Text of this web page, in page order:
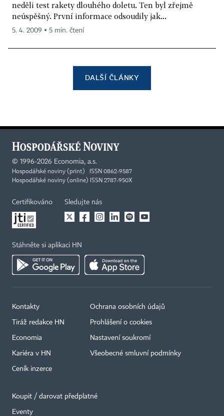
neděli test rakety dlouhého doletu. Ten byl zřejmě
neúspěšný. První informace odsoudily jak...
5. 4. 2009 ▪ 5 min. čtení
DALŠÍ ČLÁNKY
© 1996-2026 Economia, a.s.
Hospodářské noviny (print) ISSN 0862-9587
Hospodářské noviny (online) ISSN 2787-950X
Certifikováno Sledujte nás
Stáhněte si aplikaci HN
Kontakty
Tiráž redakce HN
Economia
Kariéra v HN
Ceník inzerce
Ochrana osobních údajů
Prohlášení o cookies
Nastavení soukromí
Všeobecné smluvní podmínky
Koupit / darovat předplatné
Eventy